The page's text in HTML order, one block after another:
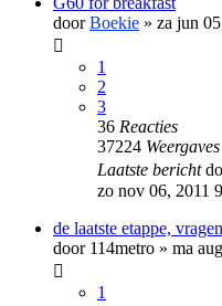
doorBoekie » za jun
1
2
3
36 Reacties
37224 Weergaves
Laatste bericht
zo nov 06, 2011
de laatste etappe,
door 114metro » ma
1